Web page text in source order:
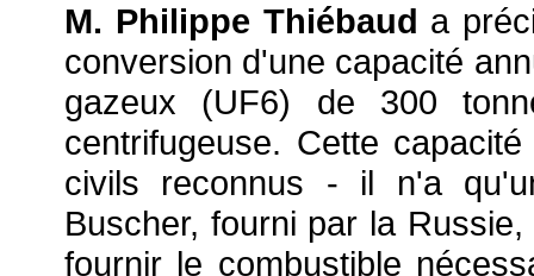
M. Philippe Thiébaud a
conversion d'une capacité
gazeux (UF6) de 300
centrifugeuse. Cette
civils reconnus - il n'a
Buscher, fourni par la
fournir le combustible